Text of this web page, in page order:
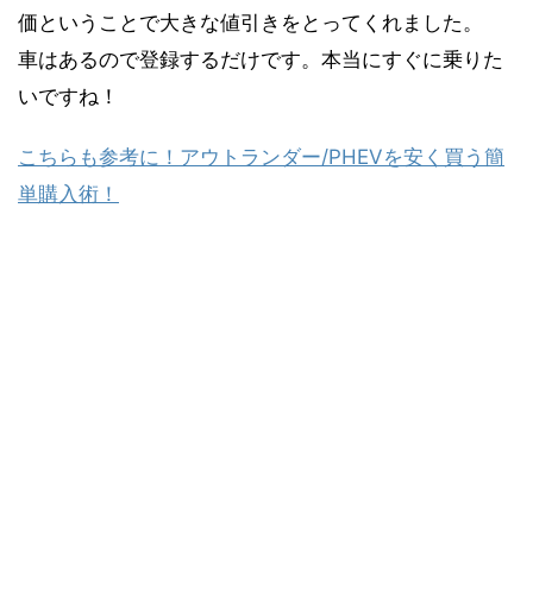
価ということで大きな値引きをとってくれました。
車はあるので登録するだけです。本当にすぐに乗りた
いですね！
こちらも参考に！アウトランダー/PHEVを安く買う簡
単購入術！